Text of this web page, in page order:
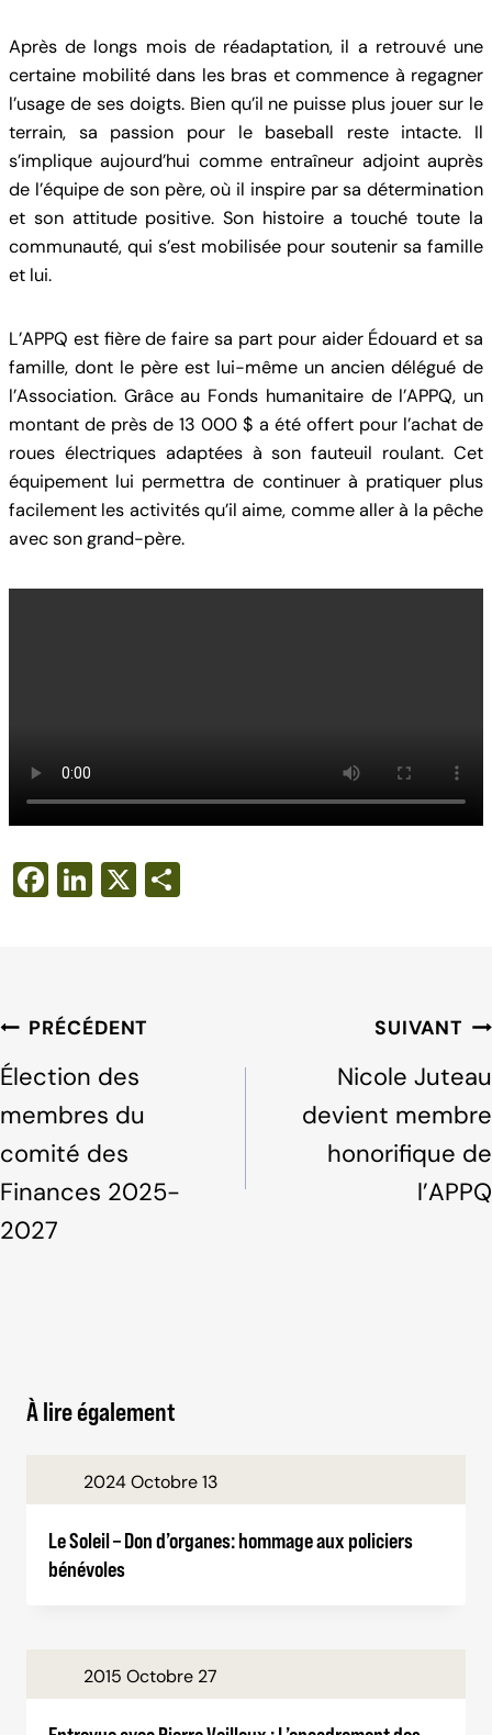
Après de longs mois de réadaptation, il a retrouvé une
certaine mobilité dans les bras et commence à regagner
l’usage de ses doigts. Bien qu’il ne puisse plus jouer sur le
terrain, sa passion pour le baseball reste intacte. Il
s’implique aujourd’hui comme entraîneur adjoint auprès
de l’équipe de son père, où il inspire par sa détermination
et son attitude positive. Son histoire a touché toute la
communauté, qui s’est mobilisée pour soutenir sa famille
et lui.
L’APPQ est fière de faire sa part pour aider Édouard et sa
famille, dont le père est lui-même un ancien délégué de
l’Association. Grâce au Fonds humanitaire de l’APPQ, un
montant de près de 13 000 $ a été offert pour l’achat de
roues électriques adaptées à son fauteuil roulant. Cet
équipement lui permettra de continuer à pratiquer plus
facilement les activités qu’il aime, comme aller à la pêche
avec son grand-père.
F
b
o
o
k
Li
dI
n
X
Navigation
de
l'article
PRÉCÉDENT
Élection des
membres du
comité des
Finances 2025-
2027
SUIVANT
Nicole Juteau
devient membre
honorifique de
l’APPQ
À lire également
2024 Octobre 13
Le Soleil – Don d’organes: hommage aux policiers
bénévoles
2015 Octobre 27